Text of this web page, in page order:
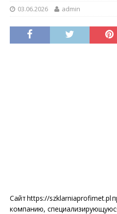
03.06.2026 admin
Сайт https://szklarniaprofimet.pl
компанию,